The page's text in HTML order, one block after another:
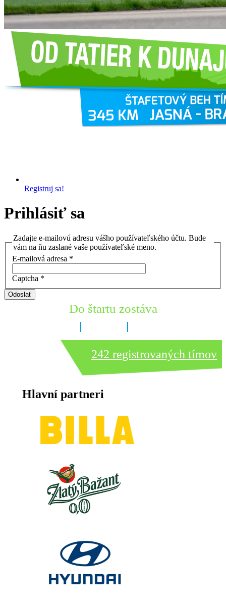
Registruj sa!
Prihlásiť sa
Zadajte e-mailovú adresu vášho používateľského účtu. Bude
vám na ňu zaslané vaše používateľské meno.
E-mailová adresa *
Captcha *
Odoslať
Do štartu zostáva
242 registrovaných tímov
Hlavní partneri